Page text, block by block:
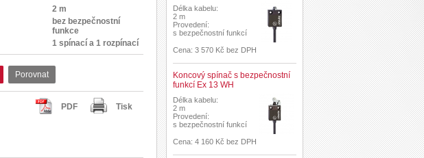
2 m
bez bezpečnostní
funkce
1 spínací a 1 rozpínací
Porovnat
Tisk
PDF
Délka kabelu:
2 m
Provedení:
s bezpečnostní funkcí
Cena: 3 570 Kč bez DPH
Koncový spínač s bezpečnostní
funkcí Ex 13 WH
Délka kabelu:
2 m
Provedení:
s bezpečnostní funkcí
Cena: 4 160 Kč bez DPH